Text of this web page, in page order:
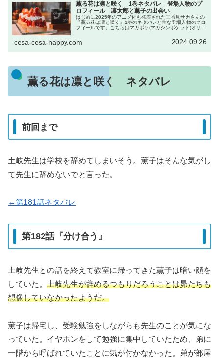
薫る花は凛と咲く 1巻ネタバレ 登場人物のプ
ロフィール 凛太郎と薫子の出会い
はじめに2025年のアニメ化も発表された三香見サカさんの
『薫る花は凛と咲く』1巻のネタバレと主な登場人物のプロ
フィールです。こちらはマガポケ(マガジンポケット)オリジ
cesa-cesa-happy.com 2024.09.26
薫る花は凛と咲く ネタバレ
前回まで
土岐先生は学校を辞めてしまいそう。薫子はそんな気がし
て先生に辞めないでと言った。
←第181話ネタバレ
第182話『分け合う』
土岐先生との話を終えて教室に帰ってきた薫子は暗い顔を
していた。 土岐先生が辞めるつもりだろうことは昴たちも
想像していなかったようだ。
薫子は帰宅し、受験勉強をしながらも先生のことが気にな
っていた。イヤホンをして勉強に集中していたため、弟に
一階から呼ばれていたことに気が付かなかった。弟が部屋